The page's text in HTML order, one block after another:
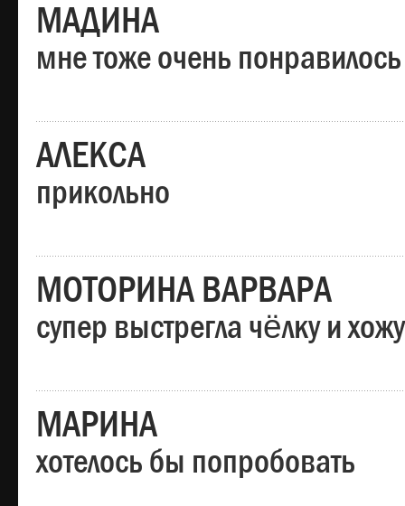
МАДИНА
мне тоже очень
АЛЕКСА
прикольно
МОТОРИНА ВАРВАРА
супер выстрегла чёлку и
МАРИНА
хотелось бы попробовать